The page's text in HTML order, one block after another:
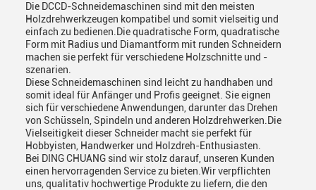
Die DCCD-Schneidemaschinen sind mit den meisten
Holzdrehwerkzeugen kompatibel und somit vielseitig und
einfach zu bedienen.Die quadratische Form, quadratische
Form mit Radius und Diamantform mit runden Schneidern
machen sie perfekt für verschiedene Holzschnitte und -
szenarien.
Diese Schneidemaschinen sind leicht zu handhaben und
somit ideal für Anfänger und Profis geeignet. Sie eignen
sich für verschiedene Anwendungen, darunter das Drehen
von Schüsseln, Spindeln und anderen Holzdrehwerken.Die
Vielseitigkeit dieser Schneider macht sie perfekt für
Hobbyisten, Handwerker und Holzdreh-Enthusiasten.
Bei DING CHUANG sind wir stolz darauf, unseren Kunden
einen hervorragenden Service zu bieten.Wir verpflichten
uns, qualitativ hochwertige Produkte zu liefern, die den